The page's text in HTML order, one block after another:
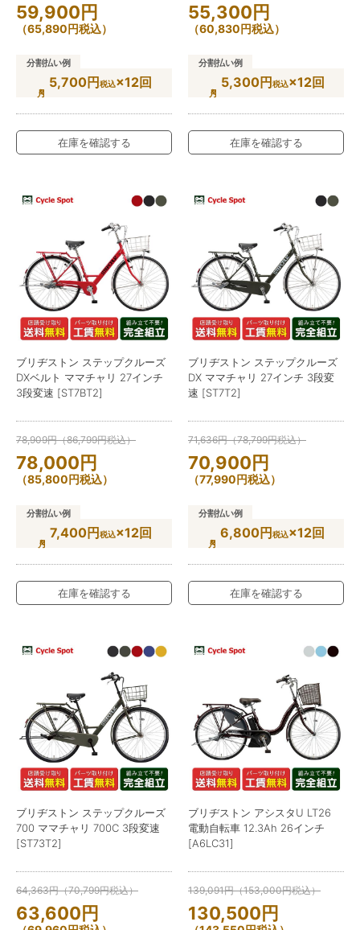
59,900円
（65,890円税込）
分割払い例
5,700円税込×12回
在庫を確認する
55,300円
（60,830円税込）
分割払い例
5,300円税込×12回
在庫を確認する
ブリヂストン ステップクルーズ
DXベルト ママチャリ 27インチ
3段変速 [ST7BT2]
78,909円（86,799円税込）
78,000円
（85,800円税込）
分割払い例
7,400円税込×12回
在庫を確認する
ブリヂストン ステップクルーズ
DX ママチャリ 27インチ 3段変
速 [ST7T2]
71,636円（78,799円税込）
70,900円
（77,990円税込）
分割払い例
6,800円税込×12回
在庫を確認する
ブリヂストン ステップクルーズ
700 ママチャリ 700C 3段変速
[ST73T2]
64,363円（70,799円税込）
63,600円
ブリヂストン アシスタU LT26
電動自転車 12.3Ah 26インチ
[A6LC31]
139,091円（153,000円税込）
130,500円